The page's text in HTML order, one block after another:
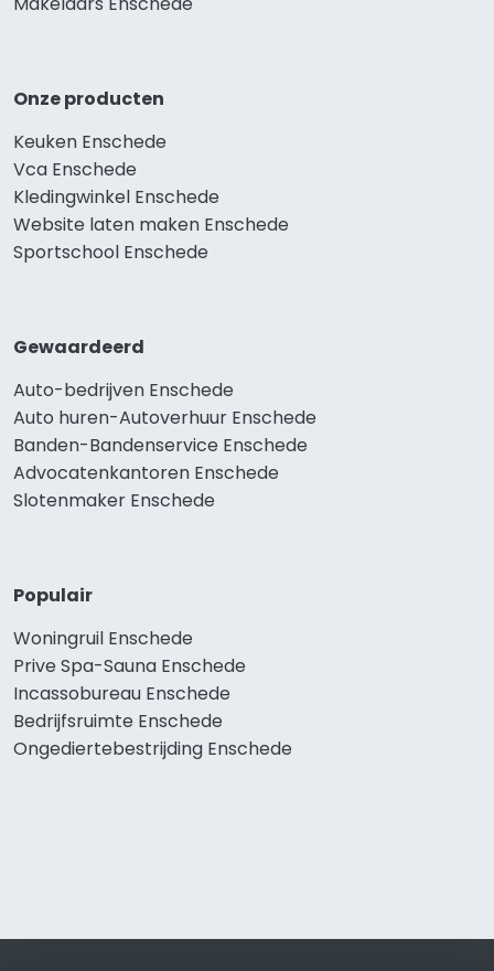
Onze producten
Keuken Enschede
Vca Enschede
Kledingwinkel Enschede
Website laten maken Enschede
Sportschool Enschede
Gewaardeerd
Auto-bedrijven Enschede
Auto huren-Autoverhuur Enschede
Banden-Bandenservice Enschede
Advocatenkantoren Enschede
Slotenmaker Enschede
Populair
Woningruil Enschede
Prive Spa-Sauna Enschede
Incassobureau Enschede
Bedrijfsruimte Enschede
Ongediertebestrijding Enschede